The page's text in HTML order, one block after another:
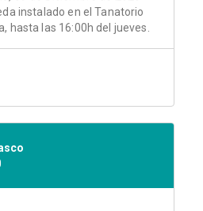
instalado en el Tanatorio
hasta las 16:00h del jueves.